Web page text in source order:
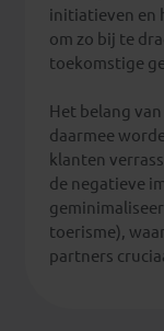
initiatieven en
om zo bij te
toekomstige
Het belang
daarmee
klanten
de negatieve
toerisme),
partners